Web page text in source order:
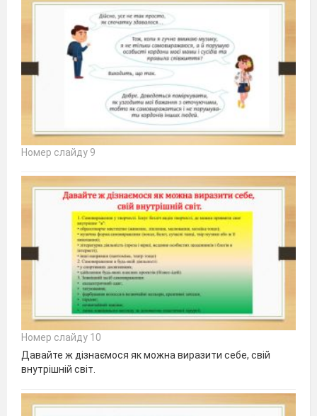
Номер слайду 9
Номер слайду 10
Давайте ж дізнаємося як можна виразити себе, свій
внутрішній світ.